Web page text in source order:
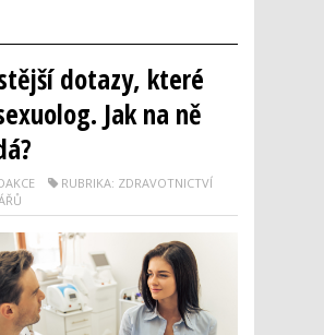
dotazy, které
Jak na ně
RUBRIKA: ZDRAVOTNICTVÍ